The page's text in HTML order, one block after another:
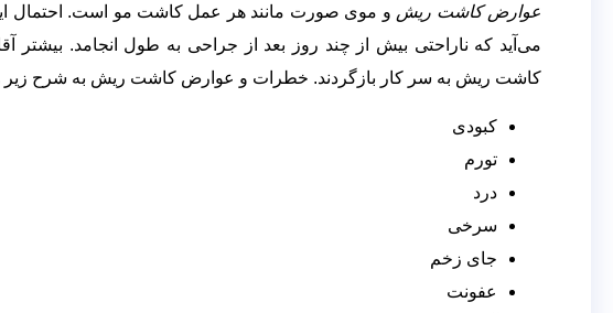
تصاویر قبل
و بعد
عوارض کاشت ریش و موی صورت مانند هر عمل کاشت مو است. احتمال
می‌آید که ناراحتی بیش از چند روز بعد از جراحی به طول انجامد. بیشتر
کاشت ریش به سر کار بازگردند. خطرات و عوارض کاشت ریش به شرح زیر
کبودی
تورم
درد
سرخی
جای زخم
عفونت